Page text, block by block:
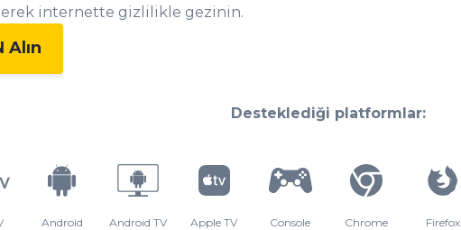
internette gizlilikle gezinin.
Alın
Desteklediği platformlar:
Android Android TV Apple TV Console Chrome Firefox